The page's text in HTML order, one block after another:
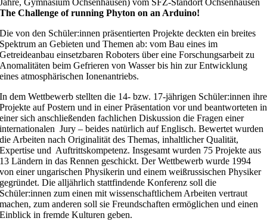
Jahre, Gymnasium Ochsenhausen) vom SFZ-Standort Ochsenhausen
The Challenge of running Phyton on an Arduino!
Die von den Schüler:innen präsentierten Projekte deckten ein breites
Spektrum an Gebieten und Themen ab: vom Bau eines im
Getreideanbau einsetzbaren Roboters über eine Forschungsarbeit zu
Anomalitäten beim Gefrieren von Wasser bis hin zur Entwicklung
eines atmosphärischen Ionenantriebs.
In dem Wettbewerb stellten die 14- bzw. 17-jährigen Schüler:innen ihre
Projekte auf Postern und in einer Präsentation vor und beantworteten in
einer sich anschließenden fachlichen Diskussion die Fragen einer
internationalen Jury – beides natürlich auf Englisch. Bewertet wurden
die Arbeiten nach Originalität des Themas, inhaltlicher Qualität,
Expertise und Auftrittskompetenz. Insgesamt wurden 75 Projekte aus
13 Ländern in das Rennen geschickt. Der Wettbewerb wurde 1994
von einer ungarischen Physikerin und einem weißrussischen Physiker
gegründet. Die alljährlich stattfindende Konferenz soll die
Schüler:innen zum einen mit wissenschaftlichem Arbeiten vertraut
machen, zum anderen soll sie Freundschaften ermöglichen und einen
Einblick in fremde Kulturen geben.